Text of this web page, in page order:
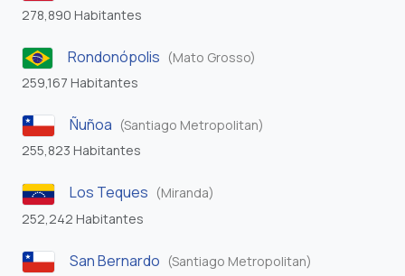
278,890 Habitantes
Rondonópolis (Mato Grosso)
259,167 Habitantes
Ñuñoa (Santiago Metropolitan)
255,823 Habitantes
Los Teques (Miranda)
252,242 Habitantes
San Bernardo (Santiago Metropolitan)